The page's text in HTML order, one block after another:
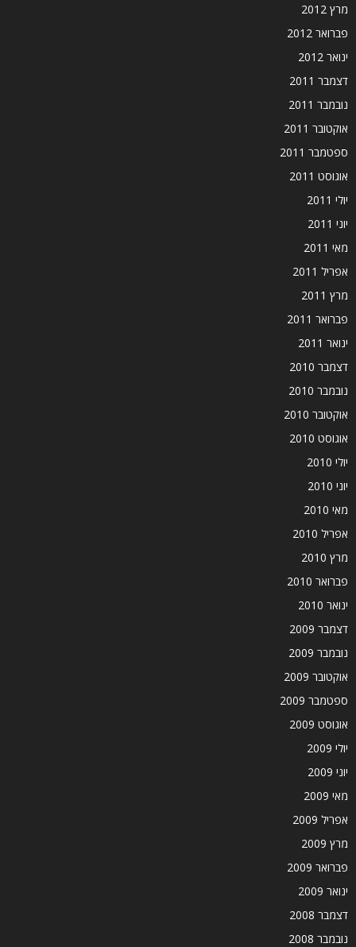
מרץ 2012
פברואר 2012
ינואר 2012
דצמבר 2011
נובמבר 2011
אוקטובר 2011
ספטמבר 2011
אוגוסט 2011
יולי 2011
יוני 2011
מאי 2011
אפריל 2011
מרץ 2011
פברואר 2011
ינואר 2011
דצמבר 2010
נובמבר 2010
אוקטובר 2010
אוגוסט 2010
יולי 2010
יוני 2010
מאי 2010
אפריל 2010
מרץ 2010
פברואר 2010
ינואר 2010
דצמבר 2009
נובמבר 2009
אוקטובר 2009
ספטמבר 2009
אוגוסט 2009
יולי 2009
יוני 2009
מאי 2009
אפריל 2009
מרץ 2009
פברואר 2009
ינואר 2009
דצמבר 2008
נובמבר 2008